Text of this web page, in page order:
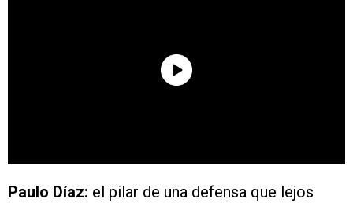
Paulo Díaz: el pilar de una defensa que lejos